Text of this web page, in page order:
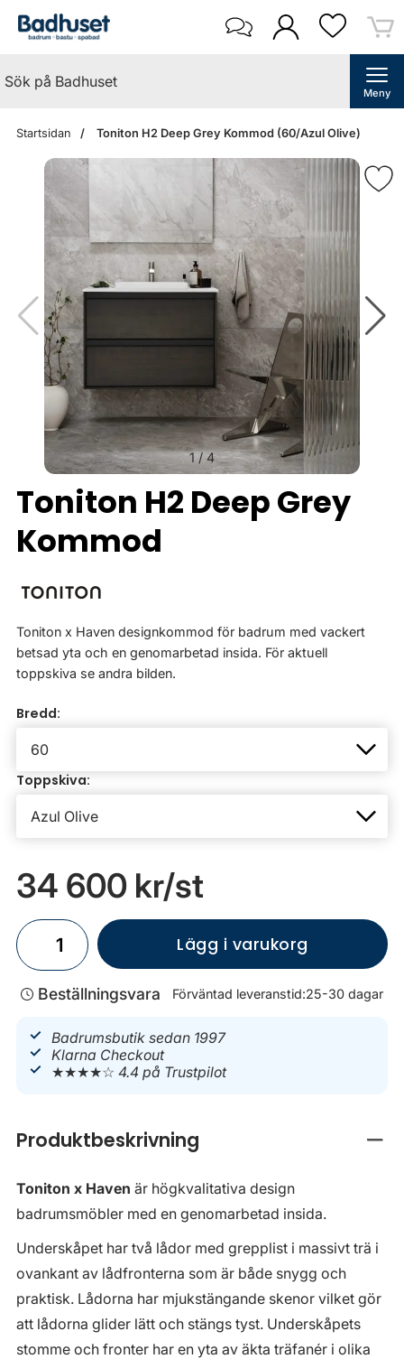
Meny
Startsidan Toniton H2 Deep Grey Kommod (60/Azul Olive)
1/ 4
Toniton H2 Deep Grey
Kommod
Toniton x Haven designkommod för badrum med vackert
betsad yta och en genomarbetad insida. För aktuell
toppskiva se andra bilden.
Bredd:
Toppskiva:
34 600 kr/st
Lägg i varukorg
Beställningsvara Förväntad leveranstid:25-30 dagar
Badrumsbutik sedan 1997
Klarna Checkout
★★★★☆4.4 på Trustpilot
Produktbeskrivning
Toniton x Haven är högkvalitativa design
badrumsmöbler med en genomarbetad insida.
Underskåpet har två lådor med grepplist i massivt trä i
ovankant av lådfronterna som är både snygg och
praktisk. Lådorna har mjukstängande skenor vilket gör
att lådorna glider lätt och stängs tyst. Underskåpets
stomme och fronter har en yta av äkta träfanér i olika